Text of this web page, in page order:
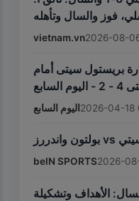
vietnam.vn2026-08-
سيتى أمام
اليوم السابع 2026-04-18
beIN SPORTS2026-
الأهداف وتشكيلة